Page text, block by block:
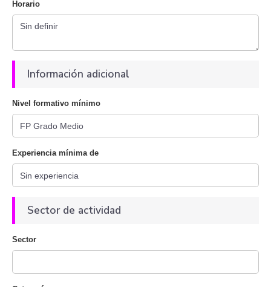
Horario
Información adicional
Nivel formativo mínimo
Experiencia mínima de
Sector de actividad
Sector